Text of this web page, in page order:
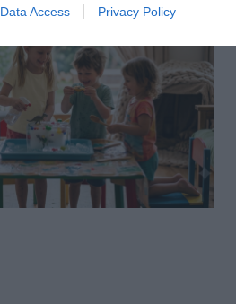
Data Access Privacy Policy